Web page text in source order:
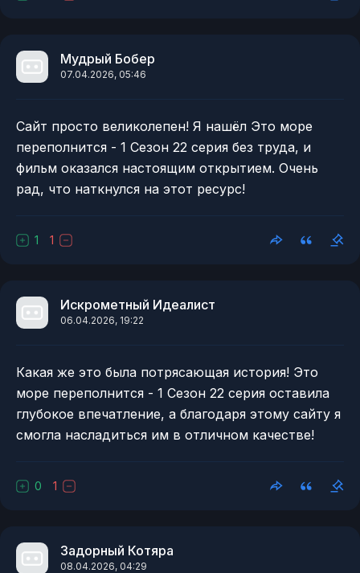
Мудрый Бобер
07.04.2026, 05:46
Сайт просто великолепен! Я нашёл Это море
переполнится - 1 Сезон 22 серия без труда, и
фильм оказался настоящим открытием. Очень
рад, что наткнулся на этот ресурс!
1 1
Искрометный Идеалист
06.04.2026, 19:22
Какая же это была потрясающая история! Это
море переполнится - 1 Сезон 22 серия оставила
глубокое впечатление, а благодаря этому сайту я
смогла насладиться им в отличном качестве!
0 1
Задорный Котяра
08.04.2026, 04:29